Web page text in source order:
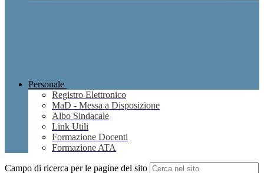
Personale
Registro Elettronico
MaD - Messa a Disposizione
Albo Sindacale
Link Utili
Formazione Docenti
Formazione ATA
Campo di ricerca per le pagine del sito